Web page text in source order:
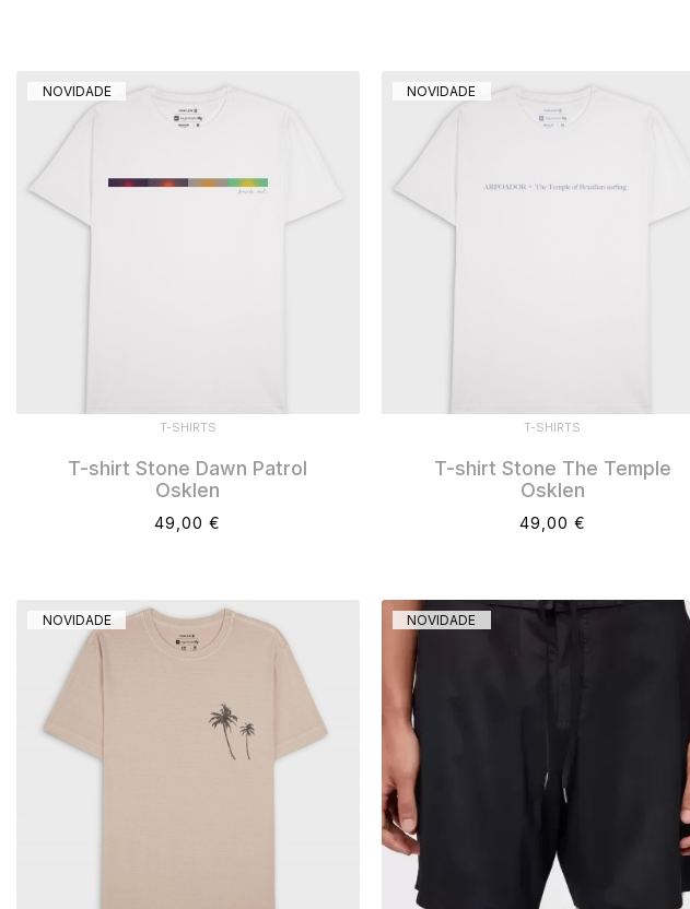
NOVIDADE
T-SHIRTS
T-shirt Stone Dawn Patrol
Osklen
49,00 €
NOVIDADE
T-SHIRTS
T-shirt Stone The Temple
Osklen
49,00 €
NOVIDADE NOVIDADE